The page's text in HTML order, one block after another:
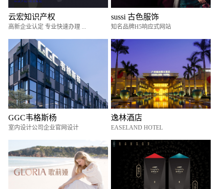
云宏知识产权
高新企业认定 专业快速办理 ...
sussi 古色服饰
知名品牌H5响应式网站
GGC韦格斯杨
室内设计公司企业官网设计
逸林酒店
EASELAND HOTEL